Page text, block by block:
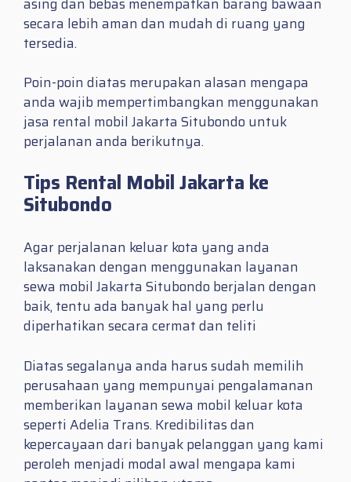
secara lebih aman dan mudah di ruang yang
tersedia.
Poin-poin diatas merupakan alasan mengapa
anda wajib mempertimbangkan menggunakan
jasa rental mobil Jakarta Situbondo untuk
perjalanan anda berikutnya.
Tips Rental Mobil Jakarta ke
Situbondo
Agar perjalanan keluar kota yang anda
laksanakan dengan menggunakan layanan
sewa mobil Jakarta Situbondo berjalan dengan
baik, tentu ada banyak hal yang perlu
diperhatikan secara cermat dan teliti
Diatas segalanya anda harus sudah memilih
perusahaan yang mempunyai pengalamanan
memberikan layanan sewa mobil keluar kota
seperti Adelia Trans. Kredibilitas dan
kepercayaan dari banyak pelanggan yang kami
peroleh menjadi modal awal mengapa kami